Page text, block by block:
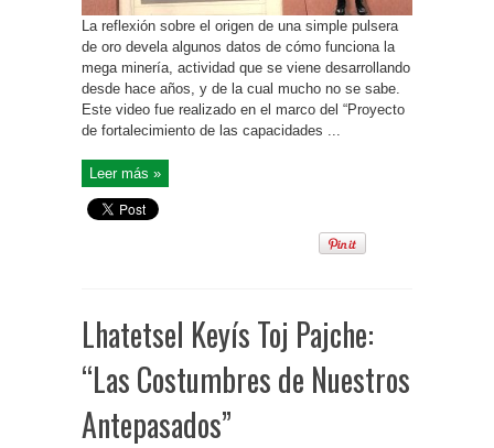
La reflexión sobre el origen de una simple pulsera
de oro devela algunos datos de cómo funciona la
mega minería, actividad que se viene desarrollando
desde hace años, y de la cual mucho no se sabe.
Este video fue realizado en el marco del “Proyecto
de fortalecimiento de las capacidades ...
Leer más »
Lhatetsel Keyís Toj Pajche:
“Las Costumbres de Nuestros
Antepasados”